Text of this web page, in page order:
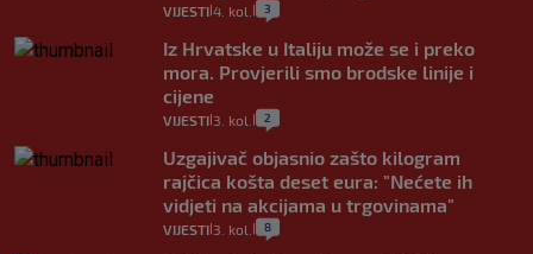
VIJESTI 4. kol. 3
Iz Hrvatske u Italiju može se i preko
mora. Provjerili smo brodske linije i
cijene
VIJESTI 3. kol. 2
Uzgajivač objasnio zašto kilogram
rajčica košta deset eura: "Nećete ih
vidjeti na akcijama u trgovinama"
VIJESTI 3. kol. 8